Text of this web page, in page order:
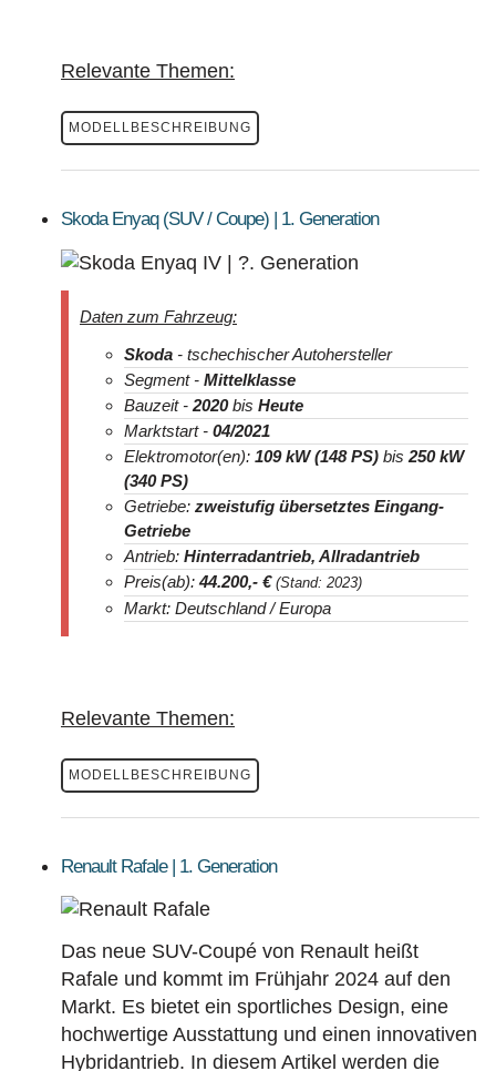
Relevante Themen:
MODELLBESCHREIBUNG
Skoda Enyaq (SUV / Coupe) | 1. Generation
Daten zum Fahrzeug:
Skoda - tschechischer Autohersteller
Segment - Mittelklasse
Bauzeit - 2020bis Heute
Marktstart - 04/2021
Elektromotor(en): 109 kW (148 PS) bis 250 kW
(340 PS)
Getriebe: zweistufig übersetztes Eingang-
Getriebe
Antrieb: Hinterradantrieb, Allradantrieb
Preis(ab):44.200,- € (Stand: 2023)
Markt: Deutschland / Europa
Relevante Themen:
MODELLBESCHREIBUNG
Renault Rafale | 1. Generation
Das neue SUV-Coupé von Renault heißt
Rafale und kommt im Frühjahr 2024 auf den
Markt. Es bietet ein sportliches Design, eine
hochwertige Ausstattung und einen innovativen
Hybridantrieb. In diesem Artikel werden die